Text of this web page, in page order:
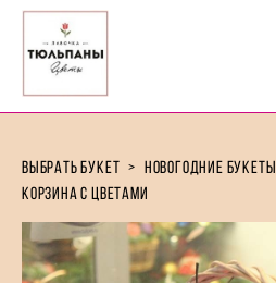
выбрать букет > новогодние букеты
корзина с цветами